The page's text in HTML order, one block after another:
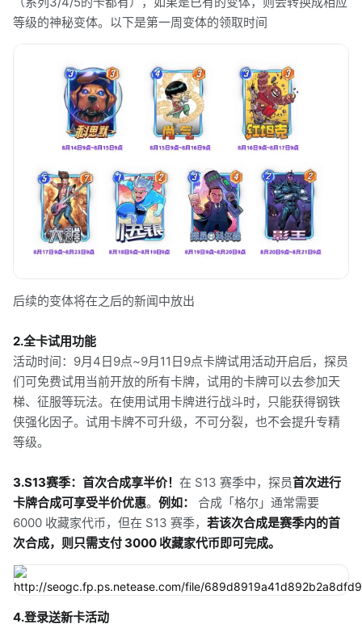
等级的神秘变体。以下是第一周变体的领取时间
后续的变体将在之后的新闻中放出
2.全卡试用功能
活动时间：9月4日9点~9月11日9点卡牌试用活动开启后，探员
们可免费试用当前开放的所有卡牌，试用的卡牌可以去参加天
梯、征服等玩法。在使用试用卡牌进行战斗时，只能获得钢铁
侠强化因子。试用卡牌不可升级，不可分裂，也不会提升专精
等级。
3.S13赛季：首次合成享半价！ 在 S13 赛季中，探员首次进行
卡牌合成可享受半价优惠。 例如：
合成「格尔」通常需要
6000 收藏家代币，但在 S13 赛季， 若该次合成是赛季内的首
次合成，则只需支付 3000 收藏家代币即可完成。
4.登录送新卡活动